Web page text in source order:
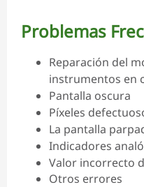
Problemas
Reparación del
instrumentos en
Pantalla oscura
Píxeles
La pantalla
Indicadores
Valor incorrecto
Otros errores